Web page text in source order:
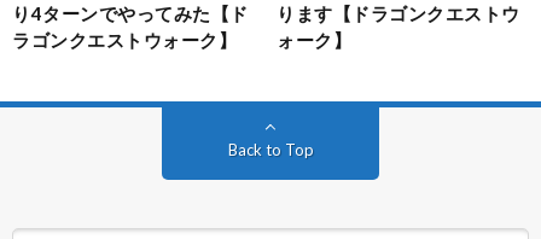
り4ターンでやってみた【ド
ラゴンクエストウォーク】
ります【ドラゴンクエストウ
ォーク】
Back to Top